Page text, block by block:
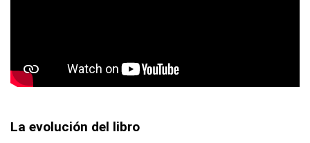
La evolución del libro